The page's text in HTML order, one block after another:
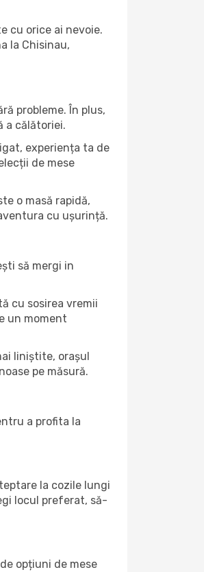
cu orice ai nevoie.
la Chisinau,
probleme. În plus,
a călătoriei.
experiența ta de
de mese
o masă rapidă,
cu ușurință.
să mergi in
cu sosirea vremii
un moment
liniștite, orașul
pe măsură.
a profita la
la cozile lungi
locul preferat, să-
opțiuni de mese